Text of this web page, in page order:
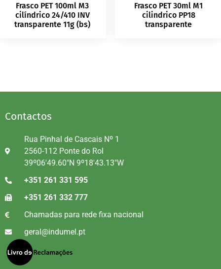
Frasco PET 100ml M3
cilíndrico 24/410 INV
transparente 11g (bs)
Frasco PET 30ml M1
cilindrico PP18
transparente
Contactos
Rua Pinhal de Cascais Nº 1
2560-112 Ponte do Rol
39º06'49.60"N 9º18'43.13"W
+351 261 331 595
+351 261 332 777
Chamadas para rede fixa nacional
geral@indumel.pt